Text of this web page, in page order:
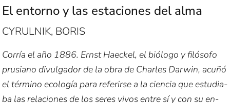
El entorno y las estaciones del alma
CYRULNIK, BORIS
Co­rría el año 1886. Ernst Hae­ckel, el bió­lo­go y fi­ló­so­fo
pru­siano di­vul­ga­dor de la obra de Char­les Dar­win, acuñó
el tér­mino eco­lo­gía para re­fe­rir­se a la cien­cia que es­tu­dia­
ba las re­la­cio­nes de los seres vivos entre sí y con su en­